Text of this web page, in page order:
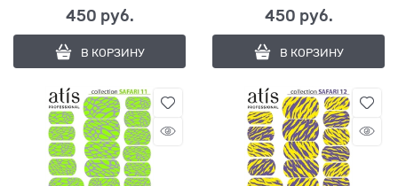
450 руб.
В КОРЗИНУ
450 руб.
В КОРЗИНУ